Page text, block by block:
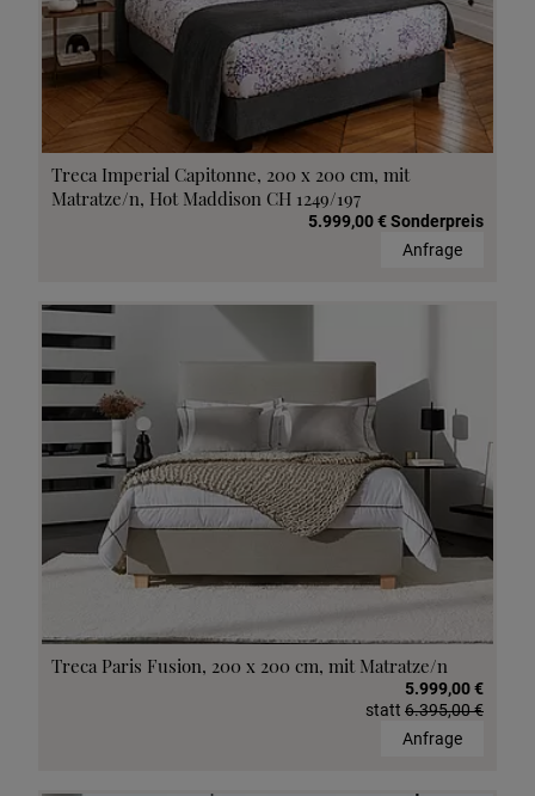
Treca Imperial Capitonne, 200 x 200 cm, mit
Matratze/n, Hot Maddison CH 1249/197
5.999,00 € Sonderpreis
Anfrage
Treca Paris Fusion, 200 x 200 cm, mit Matratze/n
5.999,00 €
statt 6.395,00 €
Anfrage